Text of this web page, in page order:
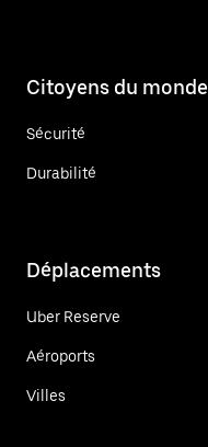
Citoyens du monde
Sécurité
Durabilité
Déplacements
Uber Reserve
Aéroports
Villes